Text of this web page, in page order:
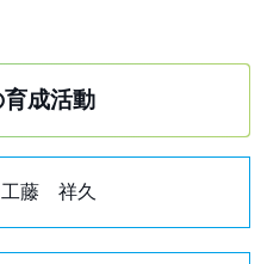
成活動
工藤 祥久